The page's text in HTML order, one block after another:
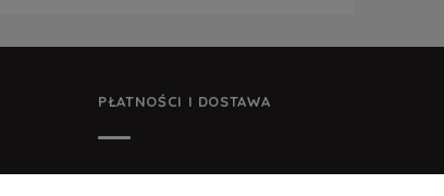
PŁATNOŚCI I DOSTAWA